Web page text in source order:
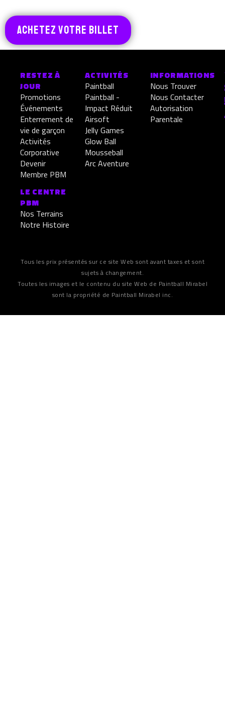
ACHETEZ VOTRE BILLET
RESTEZ À
JOUR
Promotions
Événements
Enterrement de
vie de garçon
Activités
Corporative
Devenir
Membre PBM
LE CENTRE
PBM
Nos Terrains
Notre Histoire
ACTIVITÉS
Paintball
Paintball -
Impact Réduit
Airsoft
Jelly Games
Glow Ball
Mousseball
Arc Aventure
INFORMATIONS
Nous Trouver
Nous Contacter
Autorisation
Parentale
Tous les prix présentés sur ce site Web sont avant taxes et sont
sujets à changement.
Toutes les images et le contenu du site Web de Paintball Mirabel
sont la propriété de Paintball Mirabel inc.